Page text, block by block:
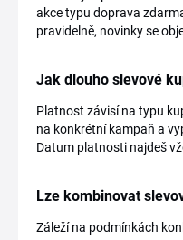
akce typu doprava
pravidelně, novinky se
Jak dlouho slevové
Platnost závisí na typu
na konkrétní kampaň a
Datum platnosti najdeš
Lze kombinovat
Záleží na podmínkách